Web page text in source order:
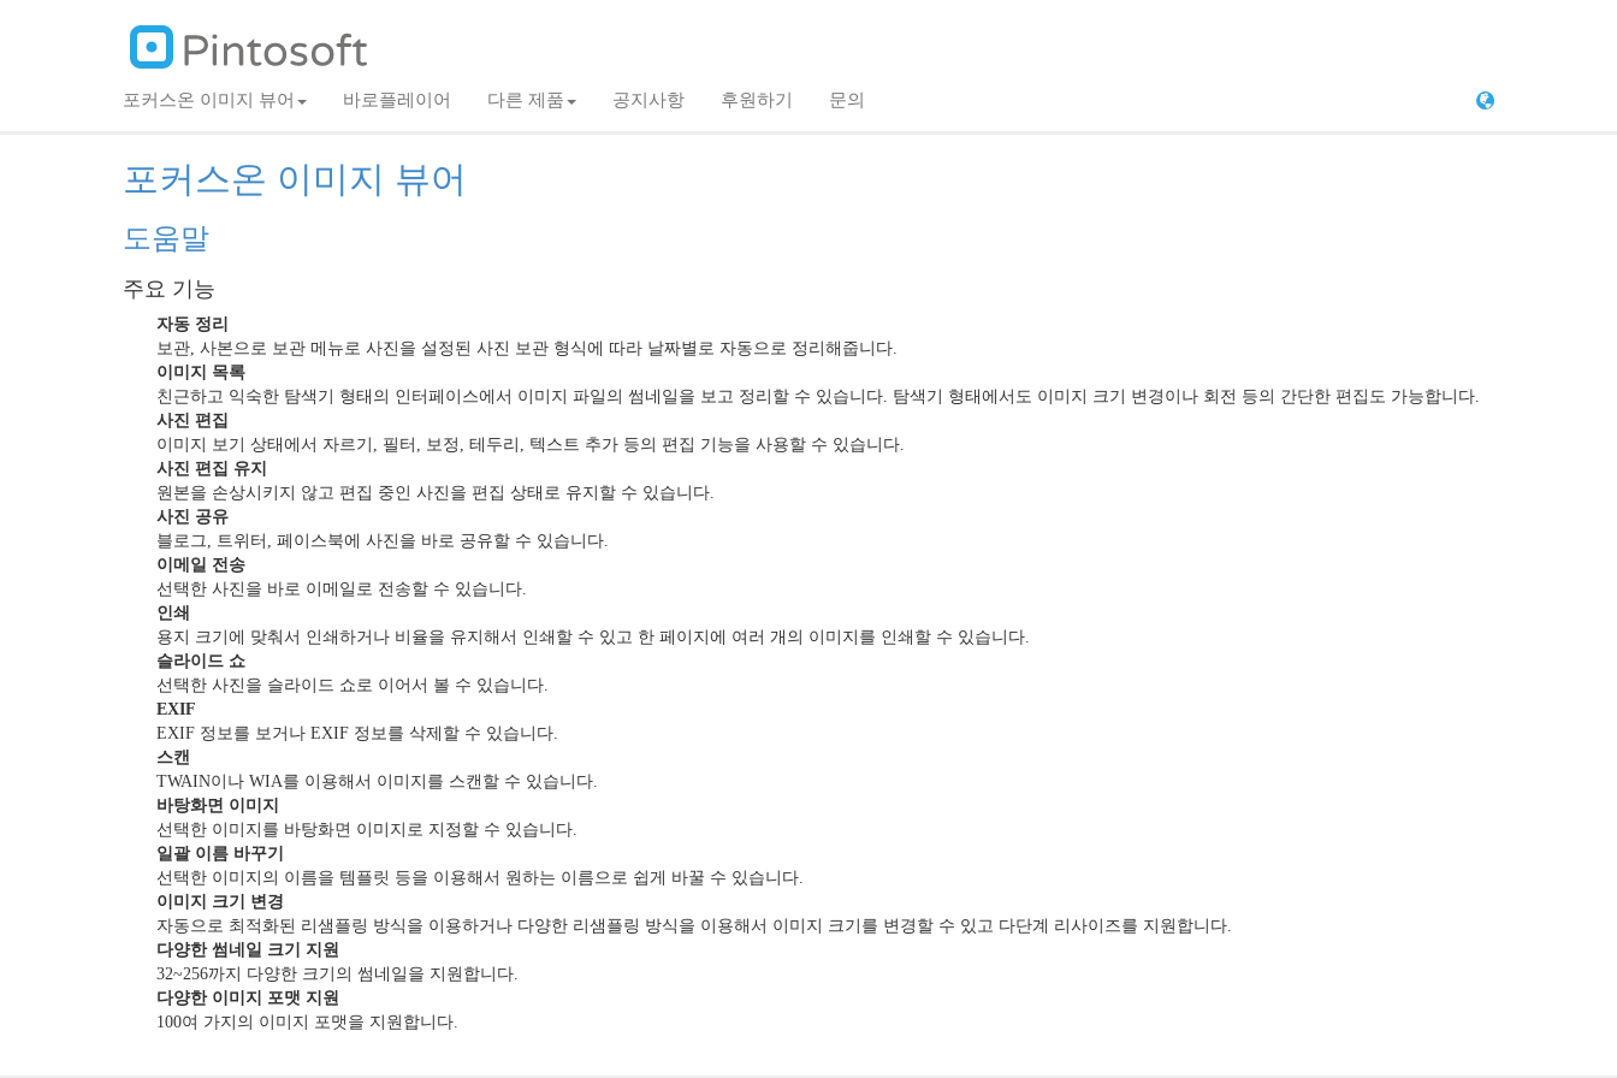
포커스온 이미지 뷰어 바로플레이어 다른 제품 공지사항 후원하기 문의
포커스온 이미지 뷰어
도움말
주요 기능
자동 정리
보관, 사본으로 보관 메뉴로 사진을 설정된 사진 보관 형식에 따라 날짜별로 자동으로 정리해줍니다.
이미지 목록
친근하고 익숙한 탐색기 형태의 인터페이스에서 이미지 파일의 썸네일을 보고 정리할 수 있습니다. 탐색기 형태에서도 이미지 크기 변경이나 회전 등의 간단한 편집도 가능합니다.
사진 편집
이미지 보기 상태에서 자르기, 필터, 보정, 테두리, 텍스트 추가 등의 편집 기능을 사용할 수 있습니다.
사진 편집 유지
원본을 손상시키지 않고 편집 중인 사진을 편집 상태로 유지할 수 있습니다.
사진 공유
블로그, 트위터, 페이스북에 사진을 바로 공유할 수 있습니다.
이메일 전송
선택한 사진을 바로 이메일로 전송할 수 있습니다.
인쇄
용지 크기에 맞춰서 인쇄하거나 비율을 유지해서 인쇄할 수 있고 한 페이지에 여러 개의 이미지를 인쇄할 수 있습니다.
슬라이드 쇼
선택한 사진을 슬라이드 쇼로 이어서 볼 수 있습니다.
EXIF
EXIF 정보를 보거나 EXIF 정보를 삭제할 수 있습니다.
스캔
TWAIN이나 WIA를 이용해서 이미지를 스캔할 수 있습니다.
바탕화면 이미지
선택한 이미지를 바탕화면 이미지로 지정할 수 있습니다.
일괄 이름 바꾸기
선택한 이미지의 이름을 템플릿 등을 이용해서 원하는 이름으로 쉽게 바꿀 수 있습니다.
이미지 크기 변경
자동으로 최적화된 리샘플링 방식을 이용하거나 다양한 리샘플링 방식을 이용해서 이미지 크기를 변경할 수 있고 다단계 리사이즈를 지원합니다.
다양한 썸네일 크기 지원
32~256까지 다양한 크기의 썸네일을 지원합니다.
다양한 이미지 포맷 지원
100여 가지의 이미지 포맷을 지원합니다.